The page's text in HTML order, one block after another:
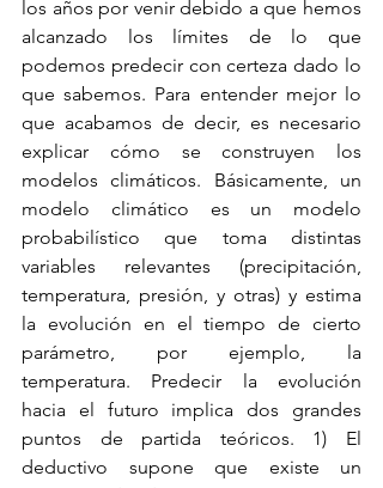
los años por venir debido a que hemos
alcanzado los límites de lo que
podemos predecir con certeza dado lo
que sabemos. Para entender mejor lo
que acabamos de decir, es necesario
explicar cómo se construyen los
modelos climáticos. Básicamente, un
modelo climático es un modelo
probabilístico que toma distintas
variables relevantes (precipitación,
temperatura, presión, y otras) y estima
la evolución en el tiempo de cierto
parámetro, por ejemplo, la
temperatura. Predecir la evolución
hacia el futuro implica dos grandes
puntos de partida teóricos. 1) El
deductivo supone que existe un